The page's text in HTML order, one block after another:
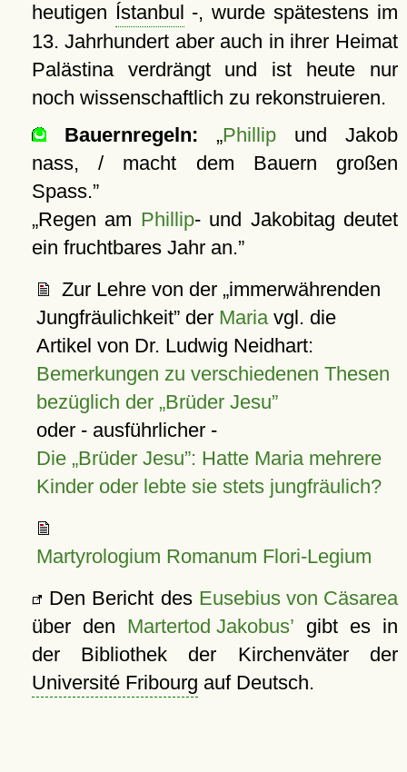
heutigen Ístanbul -, wurde spätestens im
13. Jahrhundert aber auch in ihrer Heimat
Palästina verdrängt und ist heute nur
noch wissenschaftlich zu rekonstruieren.
Bauernregeln:
Phillipund Jakob
nass, / macht dem Bauern großen
Spass.
Regen am Phillip- und Jakobitag deutet
ein fruchtbares Jahr an.
Zur Lehre von der immerwährenden
Jungfräulichkeit der Mariavgl. die
Artikel von Dr. Ludwig Neidhart:
Bemerkungen zu verschiedenen Thesen
bezüglich der Brüder Jesu
oder - ausführlicher -
Die Brüder Jesu : Hatte Maria mehrere
Kinder oder lebte sie stets jungfräulich?
Martyrologium Romanum Flori-Legium
Den Bericht des Eusebius von Cäsarea
über den Martertod Jakobus’ gibt es in
der Bibliothek der Kirchenväter der
Université Fribourg auf Deutsch.